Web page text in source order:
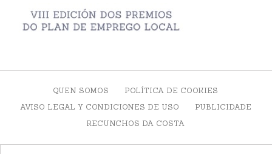
QUEN SOMOS
POLÍTICA DE COOKIES
AVISO LEGAL Y CONDICIONES DE USO
PUBLICIDADE
RECUNCHOS DA COSTA